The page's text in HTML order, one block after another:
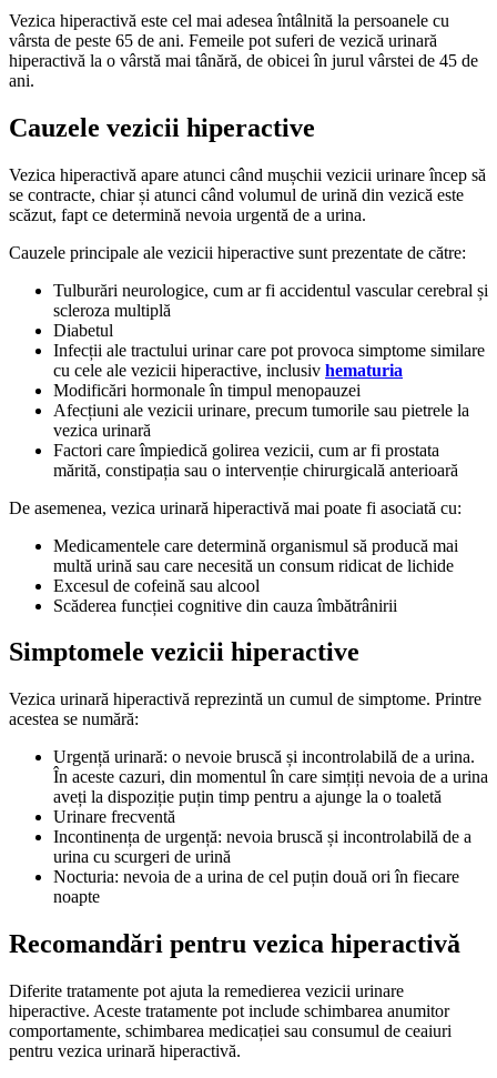
Vezica hiperactivă este cel mai adesea întâlnită la persoanele cu
vârsta de peste 65 de ani. Femeile pot suferi de vezică urinară
hiperactivă la o vârstă mai tânără, de obicei în jurul vârstei de 45 de
ani.
Cauzele vezicii hiperactive
Vezica hiperactivă apare atunci când mușchii vezicii urinare încep să
se contracte, chiar și atunci când volumul de urină din vezică este
scăzut, fapt ce determină nevoia urgentă de a urina.
Cauzele principale ale vezicii hiperactive sunt prezentate de către:
Tulburări neurologice, cum ar fi accidentul vascular cerebral și
scleroza multiplă
Diabetul
Infecții ale tractului urinar care pot provoca simptome similare
cu cele ale vezicii hiperactive, inclusiv hematuria
Modificări hormonale în timpul menopauzei
Afecțiuni ale vezicii urinare, precum tumorile sau pietrele la
vezica urinară
Factori care împiedică golirea vezicii, cum ar fi prostata
mărită, constipația sau o intervenție chirurgicală anterioară
De asemenea, vezica urinară hiperactivă mai poate fi asociată cu:
Medicamentele care determină organismul să producă mai
multă urină sau care necesită un consum ridicat de lichide
Excesul de cofeină sau alcool
Scăderea funcției cognitive din cauza îmbătrânirii
Simptomele vezicii hiperactive
Vezica urinară hiperactivă reprezintă un cumul de simptome. Printre
acestea se numără:
Urgență urinară: o nevoie bruscă și incontrolabilă de a urina.
În aceste cazuri, din momentul în care simțiți nevoia de a urina
aveți la dispoziție puțin timp pentru a ajunge la o toaletă
Urinare frecventă
Incontinența de urgență: nevoia bruscă și incontrolabilă de a
urina cu scurgeri de urină
Nocturia: nevoia de a urina de cel puțin două ori în fiecare
noapte
Recomandări pentru vezica hiperactivă
Diferite tratamente pot ajuta la remedierea vezicii urinare
hiperactive. Aceste tratamente pot include schimbarea anumitor
comportamente, schimbarea medicației sau consumul de ceaiuri
pentru vezica urinară hiperactivă.